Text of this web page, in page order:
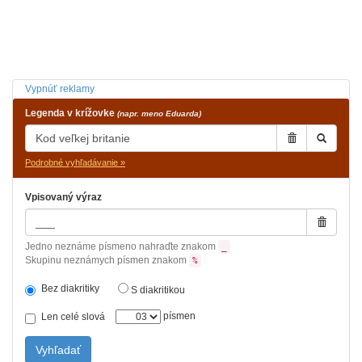
Vypnúť reklamy
Legenda v krížovke (napr. meno Eduarda)
Podrobné vyhľadávanie »
Vpisovaný výraz
Jedno neznáme písmeno nahraďte znakom
Skupinu neznámych písmen znakom %
Bez diakritiky S diakritikou
Len celé slová písmen
Vyhľadať